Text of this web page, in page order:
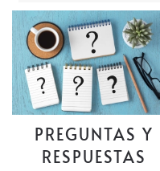
PREGUNTAS Y
RESPUESTAS